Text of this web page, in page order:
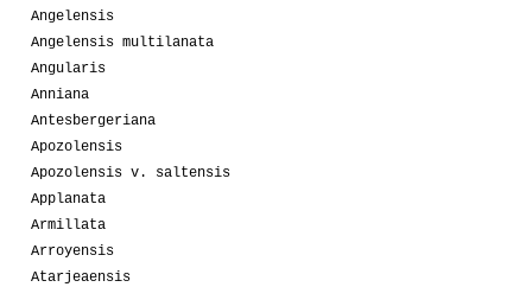
Angelensis
Angelensis multilanata
Angularis
Anniana
Antesbergeriana
Apozolensis
Apozolensis v. saltensis
Applanata
Armillata
Arroyensis
Atarjeaensis